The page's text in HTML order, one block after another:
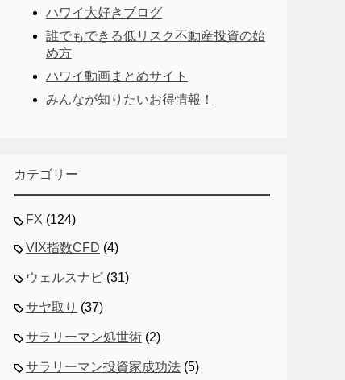
ハワイ大好きブログ
誰でもできる低リスク不動産投資の始
め方
ハワイ動画まとめサイト
みんなが知りたいお得情報！
カテゴリー
FX (124)
VIX指数CFD (4)
ウェルスナビ (31)
サヤ取り (37)
サラリーマン処世術 (2)
サラリーマン投資家成功法 (5)